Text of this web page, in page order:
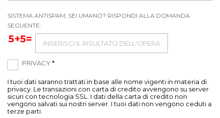
SISTEMA ANTISPAM, SEI UMANO? RISPONDI ALLA DOMANDA
SEGUENTE:
5+5=
PRIVACY*
I tuoi dati saranno trattati in base alle nome vigenti in materia di
privacy. Le transazioni con carta di credito avvengono su server
sicuri con tecnologia SSL. I dati della carta di credito non
vengono salvati sui nostri server. I tuoi dati non vengono ceduti a
terze parti.